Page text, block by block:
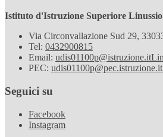
Istituto d'Istruzione Superiore
Via Circonvallazione Sud 29,
Tel: 0432900815
Email: udis01100p@istruzione.it
PEC: udis01100p@pec.istruzione.it
Seguici su
Facebook
Instagram